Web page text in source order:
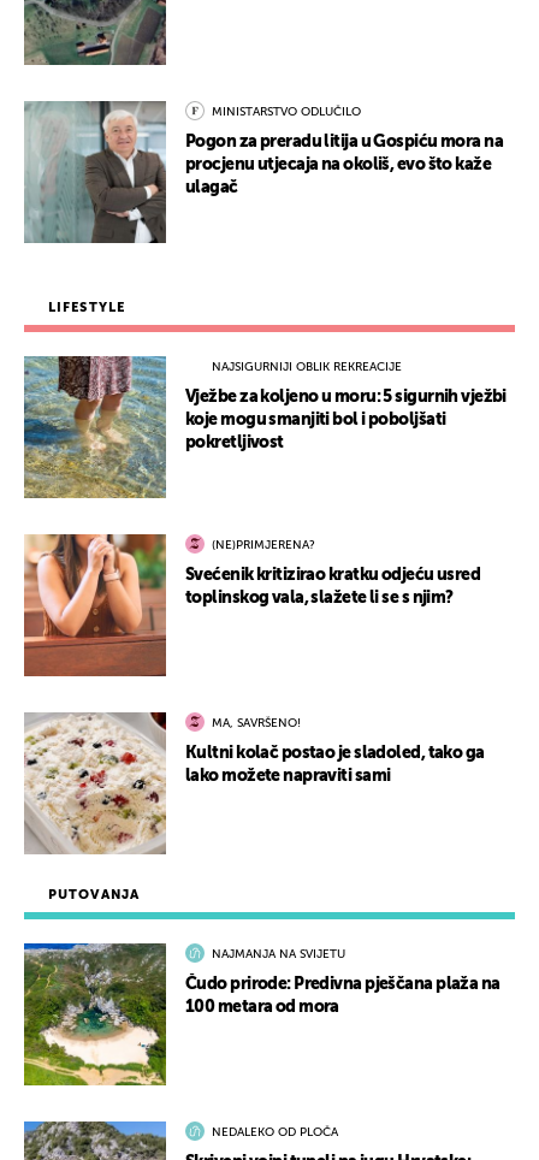
PUTOVANJA
NAJMANJA NA SVIJETU
Čudo prirode: Predivna pješčana plaža na
100 metara od mora
NEDALEKO OD PLOČA
MINISTARSTVO ODLUČILO
Pogon za preradu litija u Gospiću mora na
procjenu utjecaja na okoliš, evo što kaže
ulagač
LIFESTYLE
NAJSIGURNIJI OBLIK REKREACIJE
Vježbe za koljeno u moru: 5 sigurnih vježbi
koje mogu smanjiti bol i poboljšati
pokretljivost
(NE)PRIMJERENA?
Svećenik kritizirao kratku odjeću usred
toplinskog vala, slažete li se s njim?
MA, SAVRŠENO!
Kultni kolač postao je sladoled, tako ga
lako možete napraviti sami